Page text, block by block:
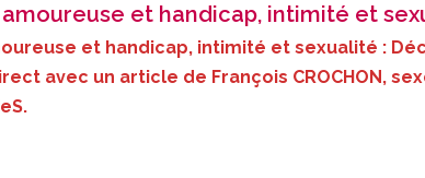
et handicap, intimité et
et handicap, intimité et sexualité :
avec un article de François CROCHON,